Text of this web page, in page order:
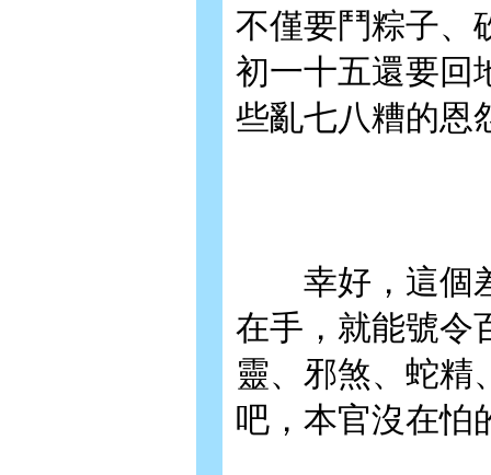
不僅要鬥粽子、
初一十五還要回
些亂七八糟的恩
幸好，這個差
在手，就能號令
靈、邪煞、蛇精
吧，本官沒在怕